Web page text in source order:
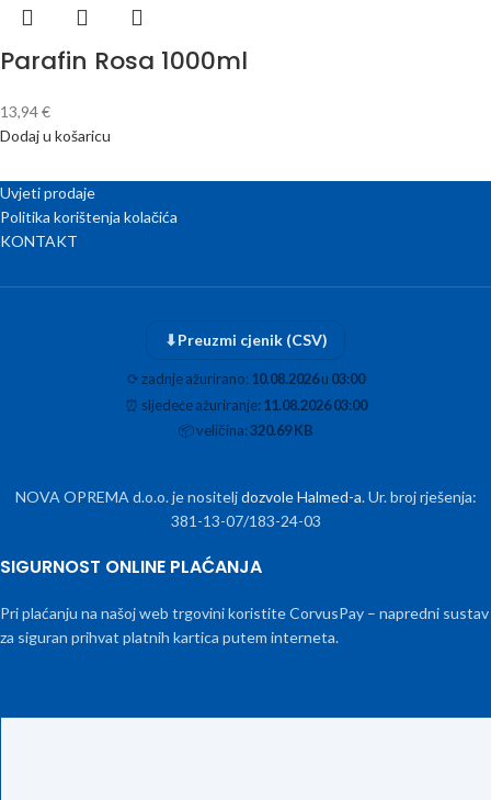
Parafin Rosa 1000ml
13,94€
Dodaj u košaricu
Uvjeti prodaje
Politika korištenja kolačića
KONTAKT
⬇Preuzmi cjenik (CSV)
⟳zadnje ažurirano:10.08.2026u 03:00
⏰ sljedeće ažuriranje:11.08.2026 03:00
📦veličina:320.69 KB
NOVA OPREMA d.o.o. je nositeljdozvole Halmed-a. Ur. broj rješenja:
381-13-07/183-24-03
SIGURNOST ONLINE PLAĆANJA
Pri plaćanju na našoj web trgovini koristite CorvusPay – napredni sustav
za siguran prihvat platnih kartica putem interneta.